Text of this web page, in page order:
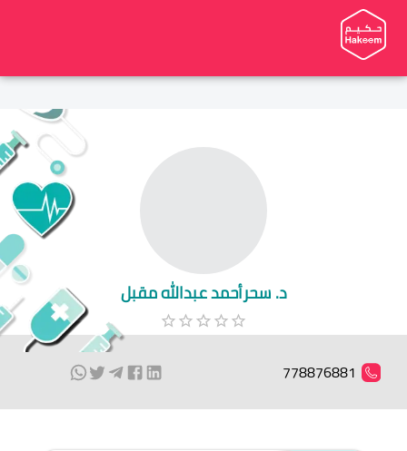
د. سحرأحمد عبدالله مقبل
778876881